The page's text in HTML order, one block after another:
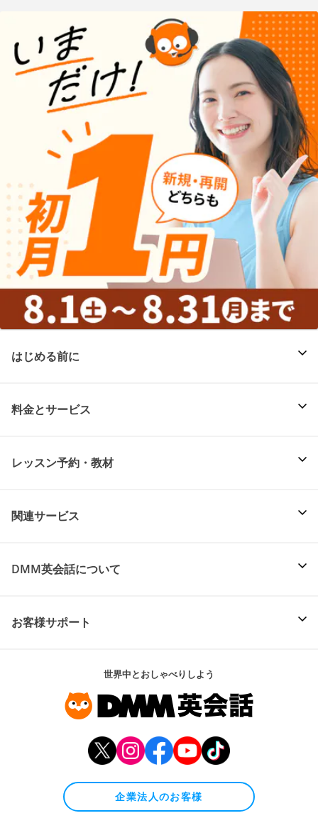
はじめる前に
料金とサービス
レッスン予約・教材
関連サービス
DMM英会話について
お客様サポート
世界中とおしゃべりしよう
企業法人のお客様